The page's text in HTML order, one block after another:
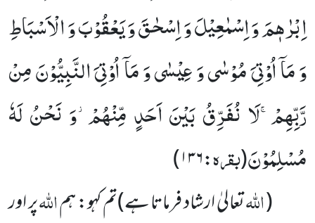
اِبْرٰهٖمَ وَ اِسْمٰعِیْلَ وَ اِسْحٰقَ وَ یَعْقُوْبَ وَ الْاَسْبَاطِ
وَ مَاۤ اُوْتِیَ مُوْسٰى وَ عِیْسٰى وَ مَاۤ اُوْتِیَ النَّبِیُّوْنَ مِنْ
رَّبِّهِمْۚ-لَا نُفَرِّقُ بَیْنَ اَحَدٍ مِّنْهُمْ٘-وَ نَحْنُ لَهٗ
مُسْلِمُوْنَ(بقرہ:۱۳۶)
(اللّٰہتعالیٰ ارشاد فرماتا ہے)تم کہو: ہماللّٰہپر اور